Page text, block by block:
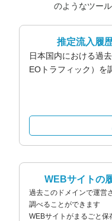
のようなツー
推定流入履
日本国内における過
EOトラフィック）を
WEBサイトの
過去このドメインで運営
調べることができます
WEBサイトがまるごと保